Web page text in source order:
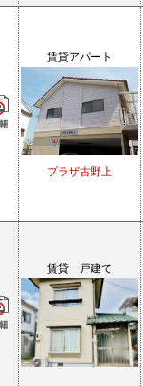
賃貸アパート
プラザ古野上
賃貸一戸建て